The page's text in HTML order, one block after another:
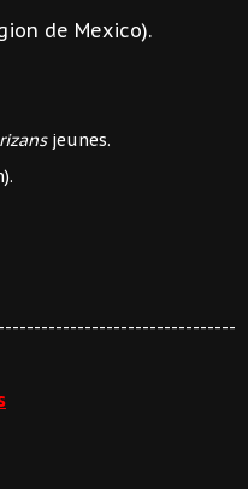
de Mexico).
jeunes.